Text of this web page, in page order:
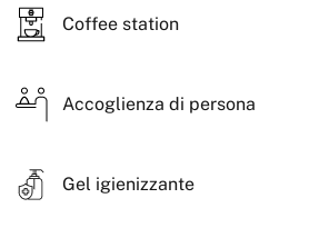
Coffee station
Accoglienza di persona
Gel igienizzante